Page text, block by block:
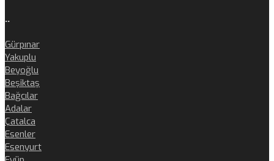
..
Gürpınar
Yakuplu
Beyoğlu
Beşiktaş
Bağcılar
Adalar
Çatalca
Esenler
Esenyurt